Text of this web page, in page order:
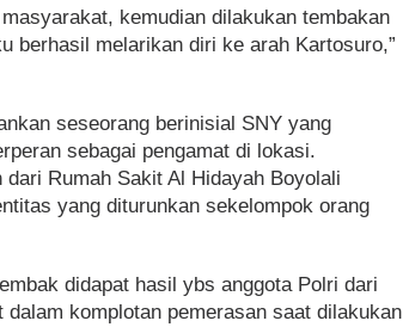
kemudian dilakukan tembakan
berhasil melarikan diri ke arah Kartosuro,”
seseorang berinisial SNY yang
sebagai pengamat di lokasi.
Rumah Sakit Al Hidayah Boyolali
yang diturunkan sekelompok orang
didapat hasil ybs anggota Polri dari
komplotan pemerasan saat dilakukan